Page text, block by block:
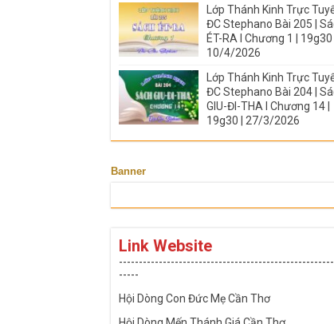
Lớp Thánh Kinh Trực
ĐC Stephano Bài 205 |
ÉT-RA I Chương 1 | 19g30 |
10/4/2026
Lớp Thánh Kinh Trực
ĐC Stephano Bài 204 |
GIU-ĐI-THA I Chương 14 |
19g30 | 27/3/2026
Banner
Link Website
-----
Hội Dòng Con Đức Mẹ Cần Thơ